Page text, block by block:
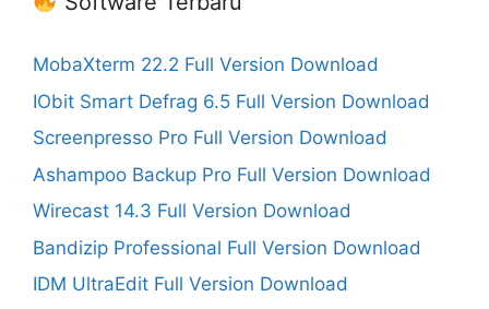
MobaXterm 22.2 Full Version Download
IObit Smart Defrag 6.5 Full Version Download
Screenpresso Pro Full Version Download
Ashampoo Backup Pro Full Version Download
Wirecast 14.3 Full Version Download
Bandizip Professional Full Version Download
IDM UltraEdit Full Version Download